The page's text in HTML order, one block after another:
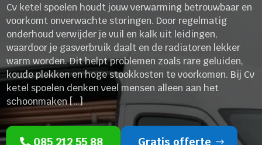
Cv ketel spoelen houdt jouw verwarming betrouwbaar en
voorkomt onverwachte storingen. Door regelmatig
onderhoud verwijder je vuil en kalk uit leidingen,
waardoor je gasverbruik daalt en de radiatoren lekker
warm worden. Dit helpt problemen zoals rare geluiden,
koude plekken en hoge stookkosten te voorkomen. Bij Cv
ketel spoelen denken veel mensen alleen aan het
schoonmaken […]
085 212 55 88 Gratis offerte